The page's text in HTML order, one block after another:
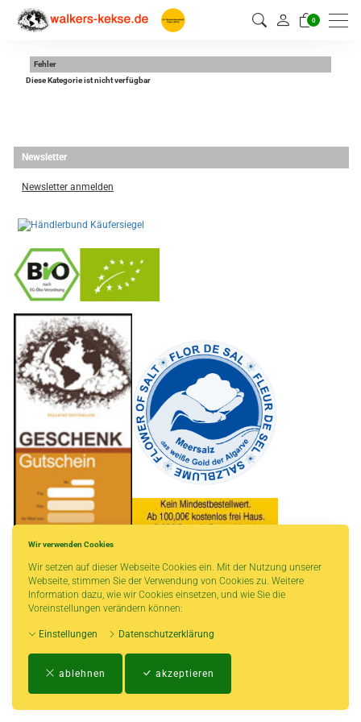
Wir verwenden Cookies
Wir setzen auf dieser Webseite Cookies ein. Mit der Nutzung unserer
Webseite, stimmen Sie der Verwendung von Cookies zu. Weitere
Information dazu, wie wir Cookies einsetzen, und wie Sie die
Voreinstellungen verändern können:
Einstellungen Datenschutzerklärung
ablehnen akzeptieren
0
Fehler
Diese Kategorie ist nicht verfügbar
Newsletter
Newsletter anmelden
* gilt für Lieferungen innerhalb Deutschlands, Lieferzeiten für andere Länder
entnehmen Sie bitte der Schaltfläche mit den Versandinformationen.
Impressum-AGB-Zahlungs- und Versandbedingungen
Biozertifikat
Widerrufsrecht Datenschutzerklärung